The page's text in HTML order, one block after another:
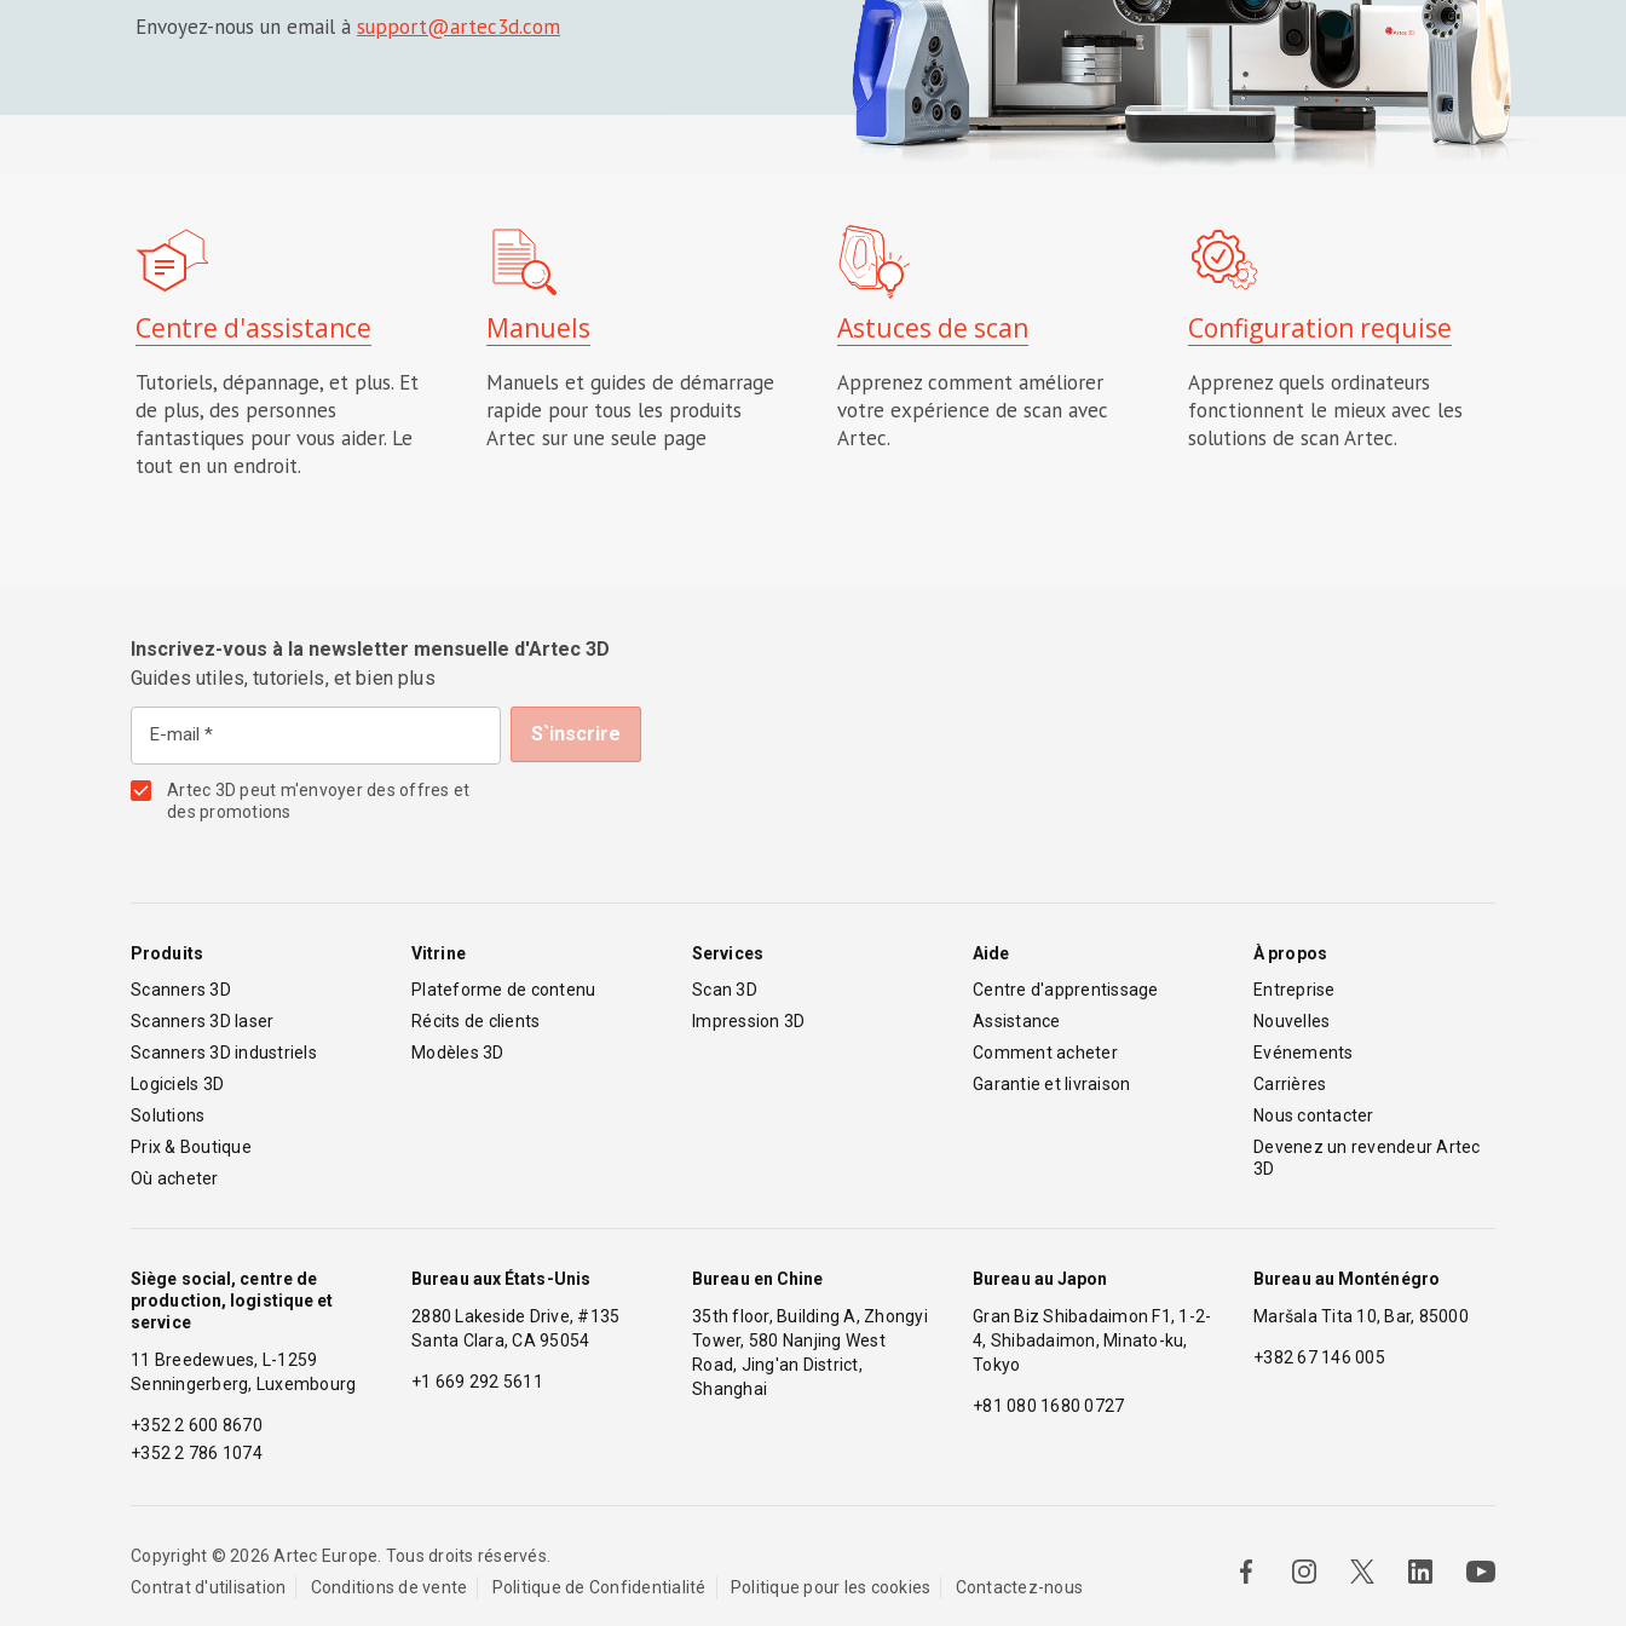
Envoyez-nous un email à support@artec3d.com
Centre d'assistance
Tutoriels, dépannage, et plus. Et
de plus, des personnes
fantastiques pour vous aider. Le
tout en un endroit.
Manuels
Manuels et guides de démarrage
rapide pour tous les produits
Artec sur une seule page
Astuces de scan
Apprenez comment améliorer
votre expérience de scan avec
Artec.
Configuration requise
Apprenez quels ordinateurs
fonctionnent le mieux avec les
solutions de scan Artec.
Inscrivez-vous à la newsletter mensuelle d'Artec 3D
Guides utiles, tutoriels, et bien plus
E-mail
Artec 3D peut m'envoyer des offres et
des promotions
Produits
Scanners 3D
Scanners 3D laser
Scanners 3D industriels
Logiciels 3D
Solutions
Prix & Boutique
Où acheter
Vitrine
Plateforme de contenu
Récits de clients
Modèles 3D
Services
Scan 3D
Impression 3D
Aide
Centre d'apprentissage
Assistance
Comment acheter
Garantie et livraison
À propos
Entreprise
Nouvelles
Evénements
Carrières
Nous contacter
Devenez un revendeur Artec
3D
Siège social, centre de
production, logistique et
service
11 Breedewues, L-1259
Senningerberg, Luxembourg
+352 2 600 8670
+352 2 786 1074
Bureau aux États-Unis
2880 Lakeside Drive, #135
Santa Clara, CA 95054
+1 669 292 5611
Bureau en Chine
35th floor, Building A, Zhongyi
Tower, 580 Nanjing West
Road, Jing'an District,
Shanghai
Bureau au Japon
Gran Biz Shibadaimon F1, 1-2-
4, Shibadaimon, Minato-ku,
Tokyo
+81 080 1680 0727
Bureau au Monténégro
Maršala Tita 10, Bar, 85000
+382 67 146 005
Copyright © 2026 Artec Europe. Tous droits réservés.
Contrat d'utilisation
Conditions de vente Politique de Confidentialité Politique pour les cookies Contactez-nous